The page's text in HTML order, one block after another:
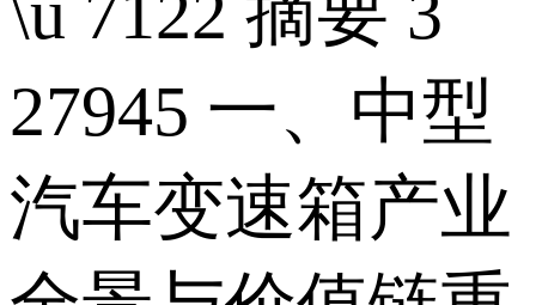
27945 一、中型
汽车变速箱产业